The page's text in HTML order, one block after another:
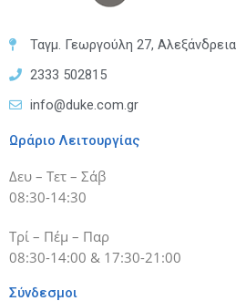
Ταγμ. Γεωργούλη 27, Αλεξάνδρεια
2333 502815
info@duke.com.gr
Ωράριο Λειτουργίας
Δευ – Τετ – Σάβ
08:30-14:30
Τρί – Πέμ – Παρ
08:30-14:00 & 17:30-21:00
Σύνδεσμοι